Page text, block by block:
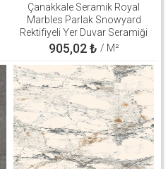
Çanakkale Seramik Royal
Marbles Parlak Snowyard
Rektifiyeli Yer Duvar Seramiği
60x120 310100800508
905,02₺ / M²